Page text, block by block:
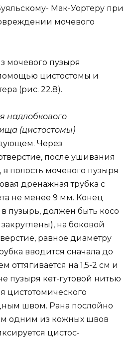
Мак-Уортеру при
мочевого
мочевого пузыря
цистостомы и
(рис. 22.8).
надлобкового
(цистостомы)
Через
после ушивания
в полость мочевого пузыря
дренажная трубка с
не менее 9 мм. Конец
пузырь, должен быть косо
на боковой
равное диаметру
вводится сначала до
оттягивается на 1,5-2 см и
пузыря кет-гутовой нитью
цистотомического
швом. Рана послойно
одним из кожных швов
цистос-